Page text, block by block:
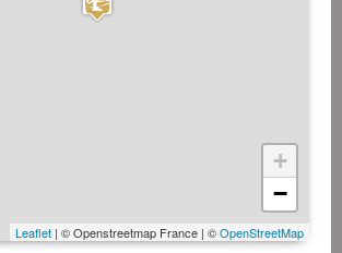
+
−
Leaflet | © Openstreetmap France | ©OpenStreetMap